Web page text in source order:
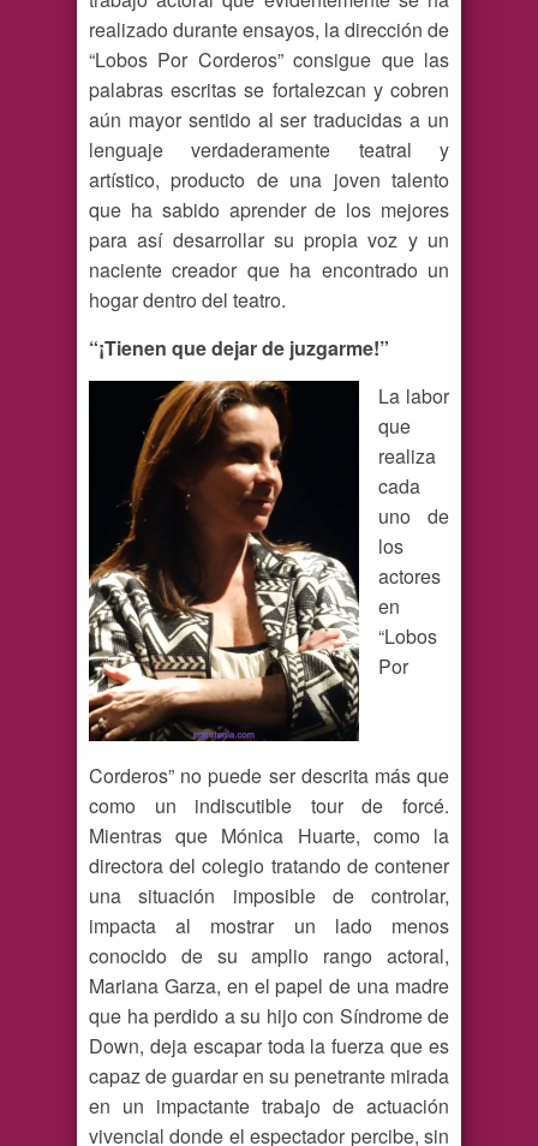
realizado durante ensayos, la dirección de
“Lobos Por Corderos” consigue que las
palabras escritas se fortalezcan y cobren
aún mayor sentido al ser traducidas a un
lenguaje verdaderamente teatral y
artístico, producto de una joven talento
que ha sabido aprender de los mejores
para así desarrollar su propia voz y un
naciente creador que ha encontrado un
hogar dentro del teatro.
“¡Tienen que dejar de juzgarme!”
La labor
que
realiza
cada
uno de
los
actores
en
“Lobos
Por
Corderos” no puede ser descrita más que
como un indiscutible tour de forcé.
Mientras que Mónica Huarte, como la
directora del colegio tratando de contener
una situación imposible de controlar,
impacta al mostrar un lado menos
conocido de su amplio rango actoral,
Mariana Garza, en el papel de una madre
que ha perdido a su hijo con Síndrome de
Down, deja escapar toda la fuerza que es
capaz de guardar en su penetrante mirada
en un impactante trabajo de actuación
vivencial donde el espectador percibe, sin